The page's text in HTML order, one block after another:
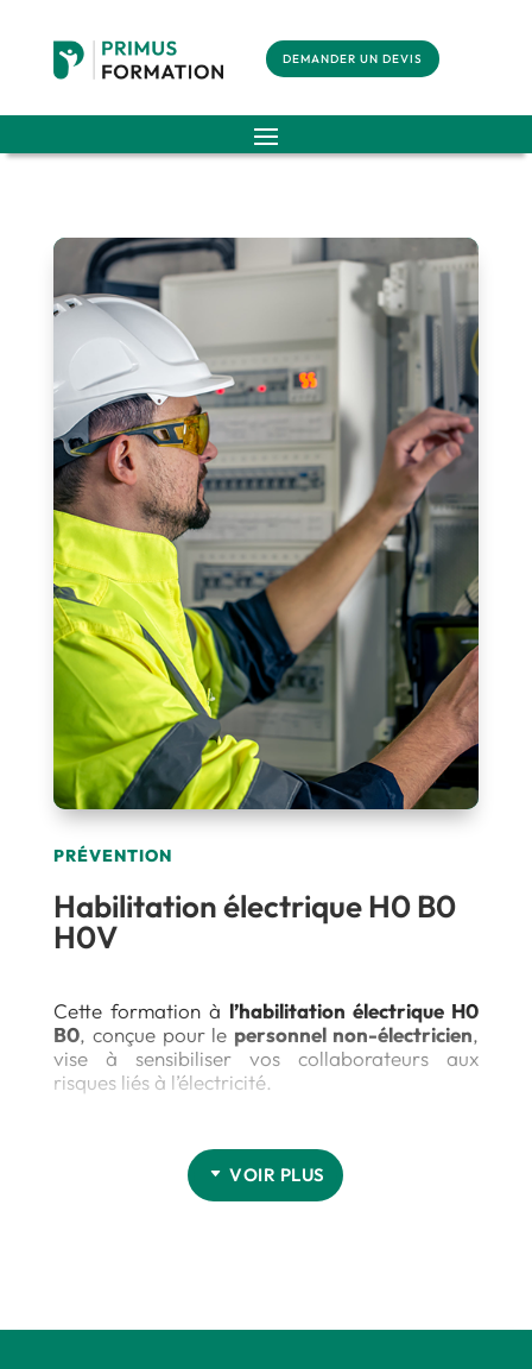
DEMANDER UN DEVIS
PRÉVENTION
Habilitation électrique H0 B0
H0V
Cette formation à l’habilitation électrique H0
B0, conçue pour le personnel non-électricien,
vise à sensibiliser vos collaborateurs aux
risques liés à l’électricité.
capacité d’un salarié à effectuer en
des tâches simples d’ordre électrique,
telles que le remplacement de prises, le
connaissances théoriques et des ateliers
VOIR PLUS